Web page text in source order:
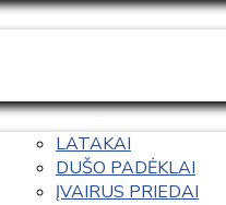
LATAKAI
DUŠO PADĖKLAI
ĮVAIRUS PRIEDAI